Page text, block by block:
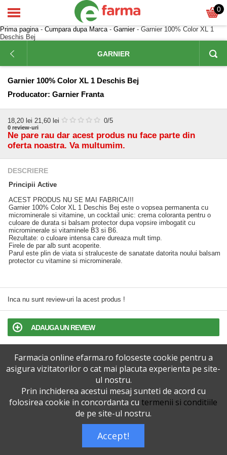
0
Prima pagina- Cumpara dupa Marca- Garnier- Garnier 100% Color XL 1
Deschis Bej
GARNIER
Garnier 100% Color XL 1 Deschis Bej
Producator: Garnier Franta
18,20 lei 21,60 lei 0/5
0 review-uri
Ne pare rau dar acest produs nu face parte din
oferta noastra. Va multumim.
DESCRIERE
Principii Active
ACEST PRODUS NU SE MAI FABRICA!!!
Garnier 100% Color XL 1 Deschis Bej este o vopsea permanenta cu
microminerale si vitamine, un cocktail unic: crema coloranta pentru o
culoare de durata si balsam protector dupa vopsire imbogatit cu
microminerale si vitaminele B3 si B6.
Rezultate: o culoare intensa care dureaza mult timp.
Firele de par alb sunt acoperite.
Parul este plin de viata si straluceste de sanatate datorita noului balsam
protector cu vitamine si microminerale.
Inca nu sunt review-uri la acest produs !
ADAUGA UN REVIEW
TERMENI SI CONDITII
POLITICA DE CONFIDENTIALITATE
VERSIUNEA DESKTOP
Dreptul de autor © efarma.ro - Toate Drepturile Rezervate.
Farmacia online efarma.ro foloseste cookie pentru a
asigura vizitatorilor o cat mai placuta experienta pe site-
ul nostru.
Prin inchiderea acestui mesaj sunteti de acord cu
folosirea cookie in concordanta cu termenii si conditiile
de pe site-ul nostru.
Accept!